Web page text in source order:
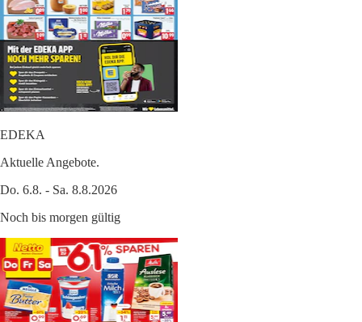
EDEKA
Aktuelle Angebote.
Do. 6.8. - Sa. 8.8.2026
Noch bis morgen gültig